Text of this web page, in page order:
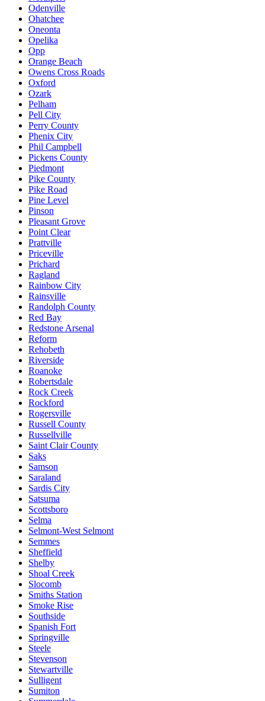
Odenville
Ohatchee
Oneonta
Opelika
Opp
Orange Beach
Owens Cross Roads
Oxford
Ozark
Pelham
Pell City
Perry County
Phenix City
Phil Campbell
Pickens County
Piedmont
Pike County
Pike Road
Pine Level
Pinson
Pleasant Grove
Point Clear
Prattville
Priceville
Prichard
Ragland
Rainbow City
Rainsville
Randolph County
Red Bay
Redstone Arsenal
Reform
Rehobeth
Riverside
Roanoke
Robertsdale
Rock Creek
Rockford
Rogersville
Russell County
Russellville
Saint Clair County
Saks
Samson
Saraland
Sardis City
Satsuma
Scottsboro
Selma
Selmont-West Selmont
Semmes
Sheffield
Shelby
Shoal Creek
Slocomb
Smiths Station
Smoke Rise
Southside
Spanish Fort
Springville
Steele
Stevenson
Stewartville
Sulligent
Sumiton